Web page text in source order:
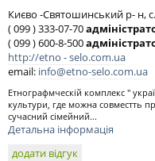
Києво -Святошинський р- н,
( 099 ) 333-07-70
( 099 ) 600-8-500
http://etno - selo.com.ua
email: info@etno-selo.com.ua
Етнографмческій комплекс "
культури, где можна совместть
сучасний сімейний...
Детальна інформація
додати відгук